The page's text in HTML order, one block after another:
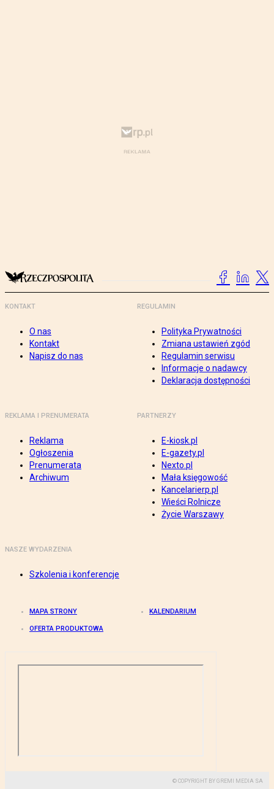
KONTAKT
O nas
Kontakt
Napisz do nas
REGULAMIN
Polityka Prywatności
Zmiana ustawień zgód
Regulamin serwisu
Informacje o nadawcy
Deklaracja dostępności
REKLAMA I PRENUMERATA
Reklama
Ogłoszenia
Prenumerata
Archiwum
PARTNERZY
E-kiosk.pl
E-gazety.pl
Nexto.pl
Mała księgowość
Kancelarierp.pl
Wieści Rolnicze
Życie Warszawy
NASZE WYDARZENIA
Szkolenia i konferencje
MAPA STRONY KALENDARIUM
OFERTA PRODUKTOWA
© COPYRIGHT BY GREMI MEDIA SA